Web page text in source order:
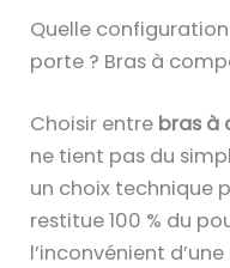
Quelle
porte ? Bras à
Choisir entre bras à
ne tient pas du
un choix technique
restitue 100 % du
l’inconvénient